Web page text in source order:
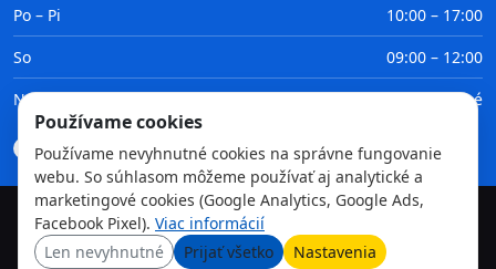
Po – Pi
10:00 – 17:00
So
09:00 – 12:00
Ne
Zatvorené
Doprava Platba Obchodné podmienky GDPR
©2026TvojaFarba.sk • Všetky práva vyhradené
GDPR
Obchodné podmienky Doprava Platba
Používame cookies
Používame nevyhnutné cookies na správne fungovanie
webu. So súhlasom môžeme používať aj analytické a
marketingové cookies (Google Analytics, Google Ads,
Facebook Pixel). Viac informácií
Len nevyhnutné
Prijať všetko Nastavenia